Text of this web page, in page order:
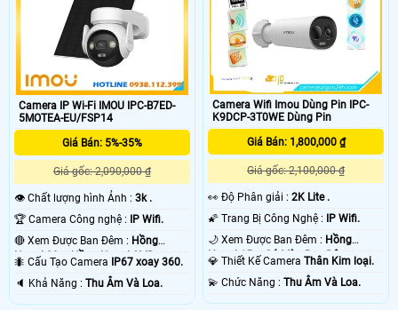
Camera IP Wi-Fi IMOU IPC-B7ED-
5MOTEA-EU/FSP14
Giá Bán: 5%-35%
Giá gốc: 2,090,000 ₫
👁 Chất lượng hình Ảnh : 3k .
🏆 Camera Công nghệ : IP Wifi.
🔴 Xem Được Ban Đêm : Hồng
Ngoại 30m Hồng Ngoại SMD.
🐜 Cấu Tạo Camera IP67 xoay 360.
️🔈 Khả Năng : Thu Âm Và Loa.
Camera Wifi Imou Dùng Pin IPC-
K9DCP-3T0WE Dùng Pin
Giá Bán: 1,800,000 ₫
Giá gốc: 2,100,000 ₫
️👀 Độ Phân giải :2K Lite .
🌠 Trang Bị Công Nghệ : IP Wifi.
🌙 Xem Được Ban Đêm : Hồng
Ngoại 15m Có Màu Ban Ðêm.
💎 Thiết Kế CameraThân Kim loại.
️💫 Chức Năng :Thu Âm Và Loa.